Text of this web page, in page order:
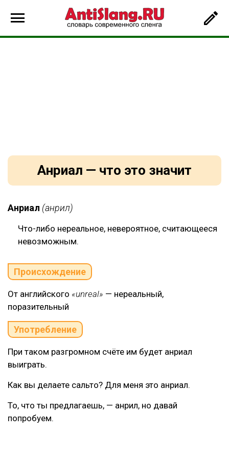
Анриал — что это значит
Анриал (анрил)
Что-либо нереальное, невероятное, считающееся
невозможным.
Происхождение
От английского «unreal» — нереальный,
поразительный
Употребление
При таком разгромном счёте им будет анриал
выиграть.
Как вы делаете сальто? Для меня это анриал.
То, что ты предлагаешь, — анрил, но давай
попробуем.